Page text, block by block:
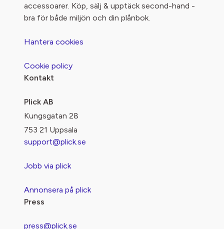
accessoarer. Köp, sälj & upptäck second-hand -
bra för både miljön och din plånbok.
Hantera cookies
Cookie policy
Kontakt
Plick AB
Kungsgatan 28
753 21 Uppsala
support@plick.se
Jobb via plick
Annonsera på plick
Press
press@plick.se